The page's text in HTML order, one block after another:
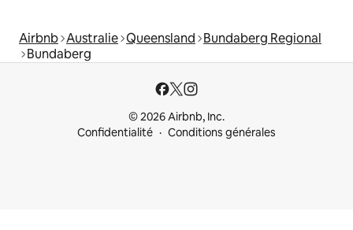
Airbnb Australie Queensland Bundaberg Regional
Bundaberg
© 2026 Airbnb, Inc.
Confidentialité
Conditions générales